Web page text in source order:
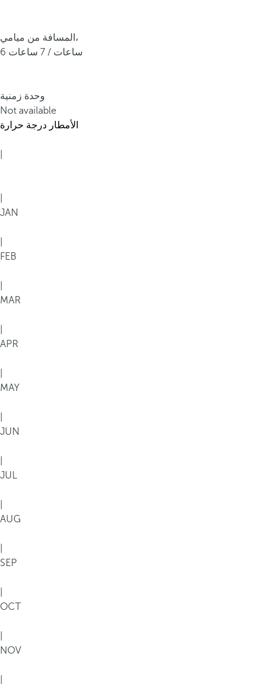
المسافة من ميامي،
6 ساعات / 7 ساعات
وحدة زمنية
Not available
درجة حرارة الأمطار
JAN
FEB
MAR
APR
MAY
JUN
JUL
AUG
SEP
OCT
NOV